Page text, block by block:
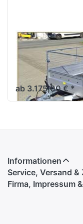
VARIANT
2004 F2
Tiefladen Tandem mit
Gitteraufsatz
ab 3.175,00 € *
Informationen
Service, Versand &
Firma, Impressum